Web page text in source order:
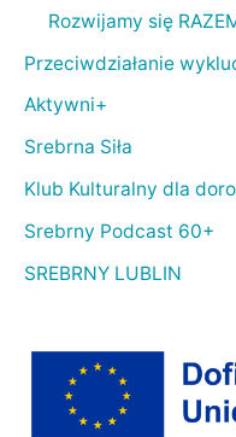
Rozwijamy się
Przeciwdziałanie
Aktywni+
Srebrna Siła
Klub Kulturalny dla
Srebrny Podcast 60+
SREBRNY LUBLIN